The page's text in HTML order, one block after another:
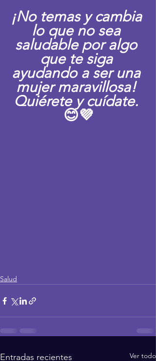
¡No temas y cambia
lo que no sea
saludable por algo
que te siga
ayudando a ser una
mujer maravillosa!
Quiérete y cuídate.
😊💜
Salud
Entradas recientes Ver todo